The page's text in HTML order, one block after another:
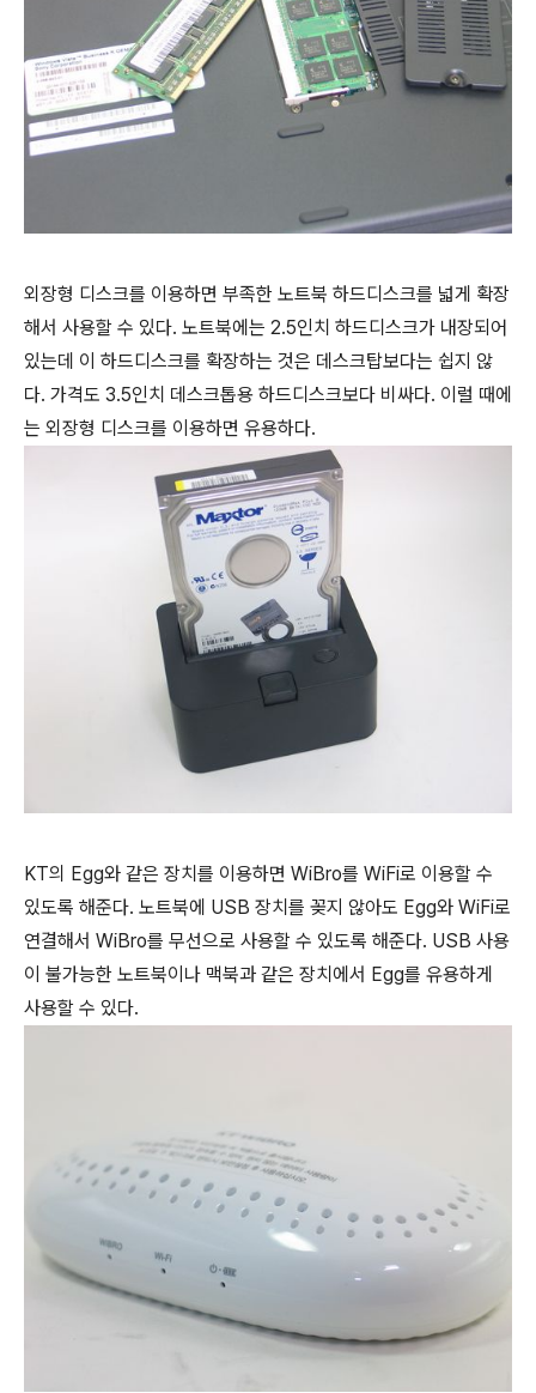
외장형 디스크를 이용하면 부족한 노트북 하드디스크를 넓게 확장
해서 사용할 수 있다. 노트북에는 2.5인치 하드디스크가 내장되어
있는데 이 하드디스크를 확장하는 것은 데스크탑보다는 쉽지 않
다. 가격도 3.5인치 데스크톱용 하드디스크보다 비싸다. 이럴 때에
는 외장형 디스크를 이용하면 유용하다.
KT의 Egg와 같은 장치를 이용하면 WiBro를 WiFi로 이용할 수
있도록 해준다. 노트북에 USB 장치를 꽂지 않아도 Egg와 WiFi로
연결해서 WiBro를 무선으로 사용할 수 있도록 해준다. USB 사용
이 불가능한 노트북이나 맥북과 같은 장치에서 Egg를 유용하게
사용할 수 있다.